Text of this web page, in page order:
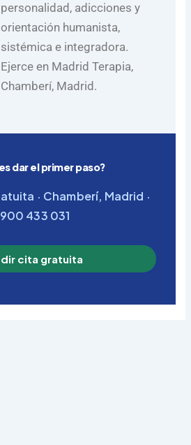
personalidad, adicciones y
orientación humanista,
sistémica e integradora.
Ejerce en Madrid Terapia,
Chamberí, Madrid.
dar el primer paso?
· Chamberí, Madrid ·
900 433 031
cita gratuita